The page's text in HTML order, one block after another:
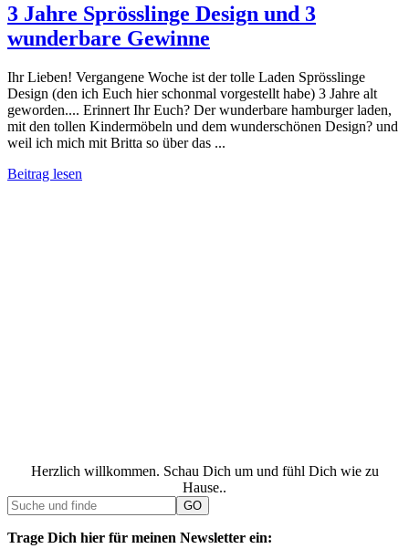
3 Jahre Sprösslinge Design und 3
wunderbare Gewinne
Ihr Lieben! Vergangene Woche ist der tolle Laden Sprösslinge
Design (den ich Euch hier schonmal vorgestellt habe) 3 Jahre alt
geworden.... Erinnert Ihr Euch? Der wunderbare hamburger laden,
mit den tollen Kindermöbeln und dem wunderschönen Design? und
weil ich mich mit Britta so über das ...
Beitrag lesen
Herzlich willkommen. Schau Dich um und fühl Dich wie zu
Hause..
Trage Dich hier für meinen Newsletter ein: